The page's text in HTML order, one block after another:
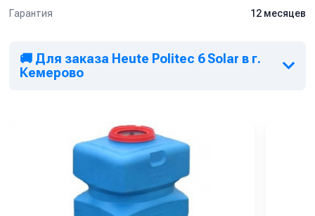
Гарантия
12 месяцев
🚚 Для заказа Heute Politec 6 Solar в г.
Кемерово